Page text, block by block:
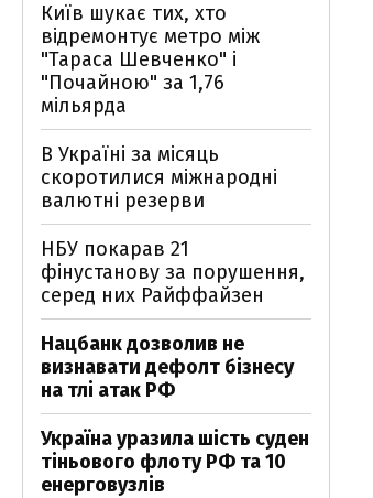
Київ шукає тих, хто
відремонтує метро між
"Тараса Шевченко" і
"Почайною" за 1,76
мільярда
В Україні за місяць
скоротилися міжнародні
валютні резерви
НБУ покарав 21
фінустанову за порушення,
серед них Райффайзен
Нацбанк дозволив не
визнавати дефолт бізнесу
на тлі атак РФ
Україна уразила шість суден
тіньового флоту РФ та 10
енерговузлів